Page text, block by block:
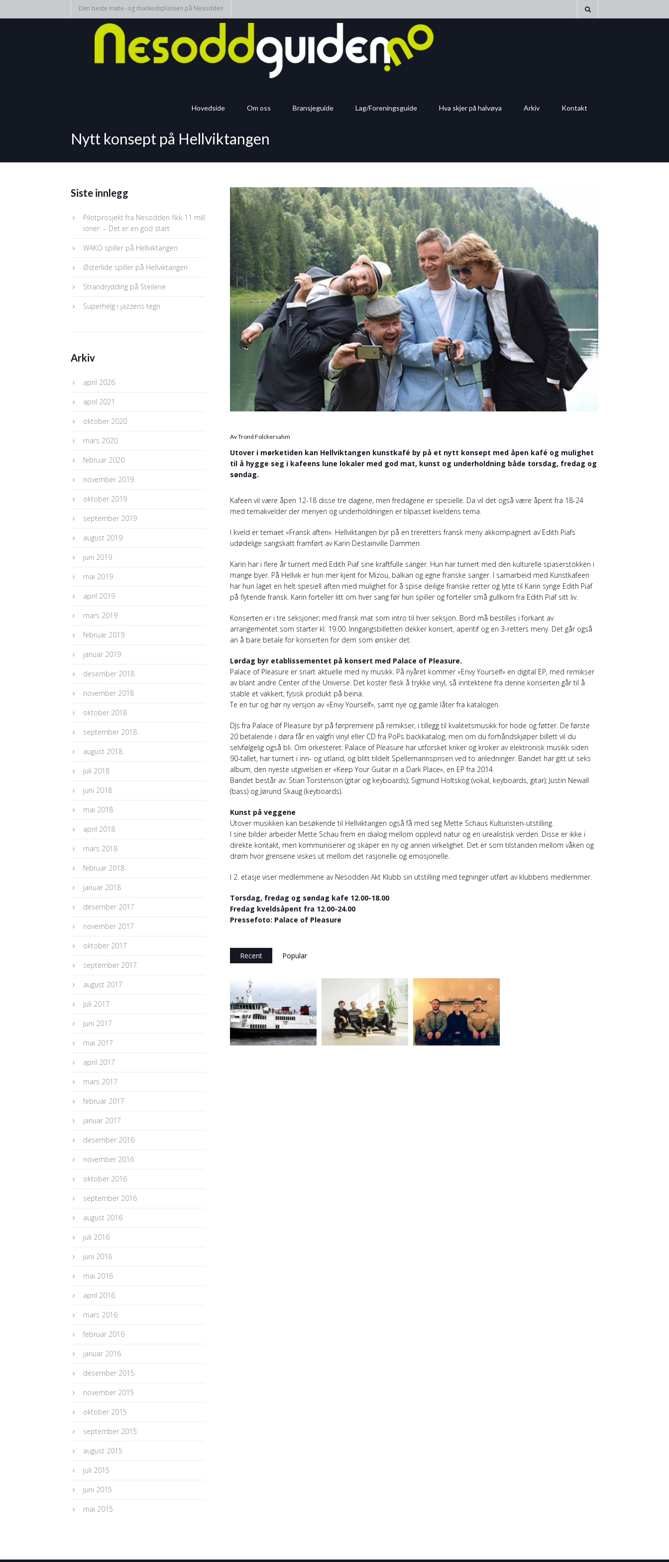
Den beste møte- og markedsplassen på Nesodden
Hovedside Om oss Bransjeguide Lag/Foreningsguide Hva skjer på halvøya Arkiv Kontakt
Nytt konsept på Hellviktangen
Av Trond Folckersahm
Utover i mørketiden kan Hellviktangen kunstkafé by på et nytt konsept med åpen kafé og mulighet
til å hygge seg i kafeens lune lokaler med god mat, kunst og underholdning både torsdag, fredag og
søndag.
Kafeen vil være åpen 12-18 disse tre dagene, men fredagene er spesielle. Da vil det også være åpent fra 18-24
med temakvelder der menyen og underholdningen er tilpasset kveldens tema.
I kveld er temaet «Fransk aften». Hellviktangen byr på en treretters fransk meny akkompagnert av Edith Piafs
udødelige sangskatt framført av Karin Destainville Dammen.
Karin har i flere år turnert med Edith Piaf sine kraftfulle sanger. Hun har turnert med den kulturelle spaserstokken i
mange byer. På Hellvik er hun mer kjent for Mizou, balkan og egne franske sanger. I samarbeid med Kunstkafeen
har hun laget en helt spesiell aften med mulighet for å spise deilige franske retter og lytte til Karin synge Edith Piaf
på flytende fransk. Karin forteller litt om hver sang før hun spiller og forteller små gullkorn fra Edith Piaf sitt liv.
Konserten er i tre seksjoner; med fransk mat som intro til hver seksjon. Bord må bestilles i forkant av
arrangementet som starter kl. 19.00. Inngangsbilletten dekker konsert, aperitif og en 3-retters meny. Det går også
an å bare betale for konserten for dem som ønsker det.
Lørdag byr etablissementet på konsert med Palace of Pleasure.
Palace of Pleasure er snart aktuelle med ny musikk. På nyåret kommer «Envy Yourself» en digital EP, med remikser
av blant andre Center of the Universe. Det koster flesk å trykke vinyl, så inntektene fra denne konserten går til å
stable et vakkert, fysisk produkt på beina.
Te en tur og hør ny versjon av «Envy Yourself», samt nye og gamle låter fra katalogen.
DJs fra Palace of Pleasure byr på førpremiere på remikser, i tillegg til kvalitetsmusikk for hode og føtter. De første
20 betalende i døra får en valgfri vinyl eller CD fra PoPs backkatalog, men om du forhåndskjøper billett vil du
selvfølgelig også bli. Om orkesteret: Palace of Pleasure har utforsket kriker og kroker av elektronisk musikk siden
90-tallet, har turnert i inn- og utland, og blitt tildelt Spellemannsprisen ved to anledninger. Bandet har gitt ut seks
album, den nyeste utgivelsen er «Keep Your Guitar in a Dark Place», en EP fra 2014.
Bandet består av: Stian Torstenson (gitar og keyboards); Sigmund Holtskog (vokal, keyboards, gitar); Justin Newall
(bass) og Jørund Skaug (keyboards).
Kunst på veggene
Utover musikken kan besøkende til Hellviktangen også få med seg Mette Schaus Kulturisten-utstilling.
I sine bilder arbeider Mette Schau frem en dialog mellom opplevd natur og en urealistisk verden. Disse er ikke i
direkte kontakt, men kommuniserer og skaper en ny og annen virkelighet. Det er som tilstanden mellom våken og
drøm hvor grensene viskes ut mellom det rasjonelle og emosjonelle.
I 2. etasje viser medlemmene av Nesodden Akt Klubb sin utstilling med tegninger utført av klubbens medlemmer.
Torsdag, fredag og søndag kafe 12.00-18.00
Fredag kveldsåpent fra 12.00-24.00
Pressefoto: Palace of Pleasure
Recent Popular
Siste innlegg
Pilotprosjekt fra Nesodden fikk 11 mill
ioner: – Det er en god start
WAKO spiller på Hellviktangen
Østerlide spiller på Hellviktangen
Strandrydding på Steilene
Superhelg i jazzens tegn
Arkiv
april 2026
april 2021
oktober 2020
mars 2020
februar 2020
november 2019
oktober 2019
september 2019
august 2019
juni 2019
mai 2019
april 2019
mars 2019
februar 2019
januar 2019
desember 2018
november 2018
oktober 2018
september 2018
august 2018
juli 2018
juni 2018
mai 2018
april 2018
mars 2018
februar 2018
januar 2018
desember 2017
november 2017
oktober 2017
september 2017
august 2017
juli 2017
juni 2017
mai 2017
april 2017
mars 2017
februar 2017
januar 2017
desember 2016
november 2016
oktober 2016
september 2016
august 2016
juli 2016
juni 2016
mai 2016
april 2016
mars 2016
februar 2016
januar 2016
desember 2015
november 2015
oktober 2015
september 2015
august 2015
juli 2015
juni 2015
mai 2015